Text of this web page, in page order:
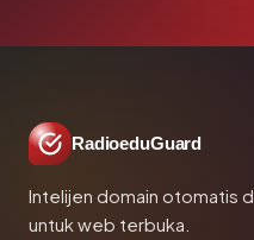
RadioeduGuard
Intelijen domain otomatis
untuk web terbuka.